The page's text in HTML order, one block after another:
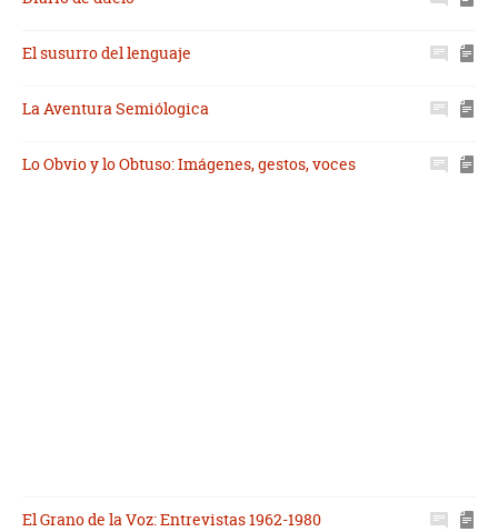
El susurro del lenguaje
La Aventura Semiólogica
Lo Obvio y lo Obtuso: Imágenes, gestos, voces
El Grano de la Voz: Entrevistas 1962-1980